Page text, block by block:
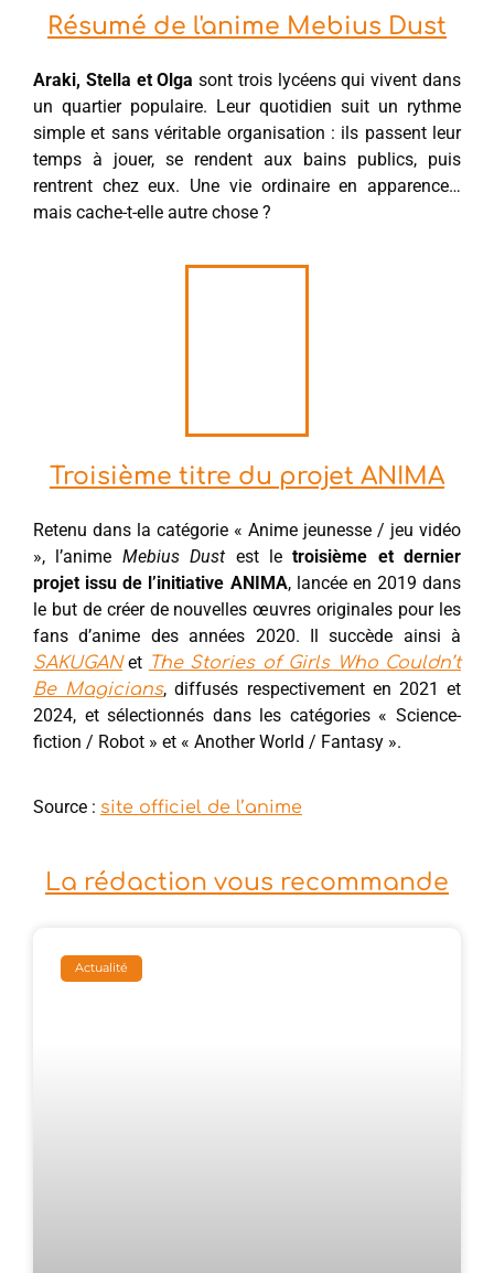
Résumé de l'anime Mebius Dust
Araki, Stella et Olga sont trois lycéens qui vivent dans
un quartier populaire. Leur quotidien suit un rythme
simple et sans véritable organisation : ils passent leur
temps à jouer, se rendent aux bains publics, puis
rentrent chez eux. Une vie ordinaire en apparence…
mais cache-t-elle autre chose ?
Troisième titre du projet ANIMA
Retenu dans la catégorie « Anime jeunesse / jeu vidéo
», l’anime Mebius Dust est letroisième et dernier
projet issu de l’initiative ANIMA, lancée en 2019 dans
le but de créer de nouvelles œuvres originales pour les
fans d’anime des années 2020. Il succède ainsi à
SAKUGANet The Stories of Girls Who Couldn’t
Be Magicians, diffusés respectivement en 2021 et
2024, et sélectionnés dans les catégories « Science-
fiction / Robot » et « Another World / Fantasy ».
Source : site officiel de l’anime
La rédaction vous recommande
Actualité